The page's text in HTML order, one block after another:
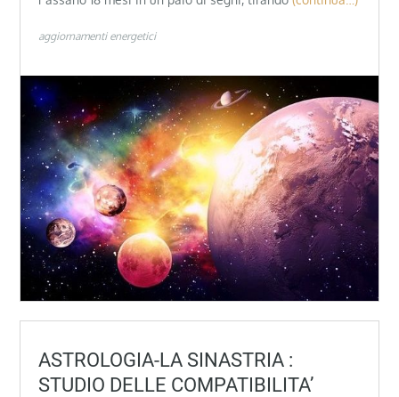
aggiornamenti energetici
ASTROLOGIA-LA SINASTRIA :
STUDIO DELLE COMPATIBILITA’